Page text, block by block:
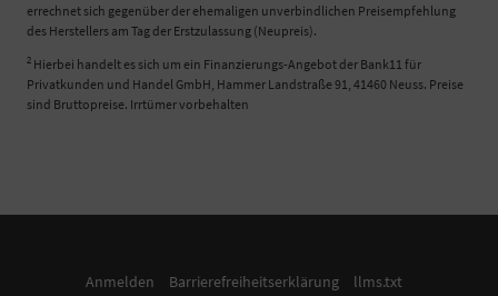
errechnet sich gegenüber der ehemaligen unverbindlichen Preisempfehlung
des Herstellers am Tag der Erstzulassung (Neupreis).
2 Hierbei handelt es sich um ein Finanzierungs-Angebot der Bank11 für
Privatkunden und Handel GmbH, Hammer Landstraße 91, 41460 Neuss. Preise
sind Bruttopreise. Irrtümer vorbehalten
Anmelden Barrierefreiheitserklärung
llms.txt